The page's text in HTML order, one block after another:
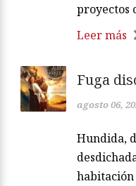
proyectos
Leer más
Fuga
agosto 06,
Hundida,